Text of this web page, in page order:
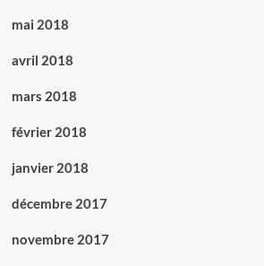
mai 2018
avril 2018
mars 2018
février 2018
janvier 2018
décembre 2017
novembre 2017